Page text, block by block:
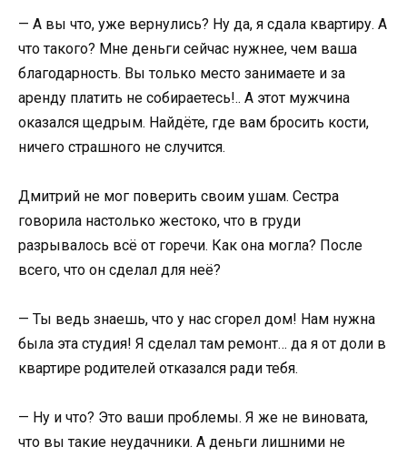
— А вы что, уже вернулись? Ну да, я сдала квартиру. А
что такого? Мне деньги сейчас нужнее, чем ваша
благодарность. Вы только место занимаете и за
аренду платить не собираетесь!.. А этот мужчина
оказался щедрым. Найдёте, где вам бросить кости,
ничего страшного не случится.
Дмитрий не мог поверить своим ушам. Сестра
говорила настолько жестоко, что в груди
разрывалось всё от горечи. Как она могла? После
всего, что он сделал для неё?
— Ты ведь знаешь, что у нас сгорел дом! Нам нужна
была эта студия! Я сделал там ремонт… да я от доли в
квартире родителей отказался ради тебя.
— Ну и что? Это ваши проблемы. Я же не виновата,
что вы такие неудачники. А деньги лишними не